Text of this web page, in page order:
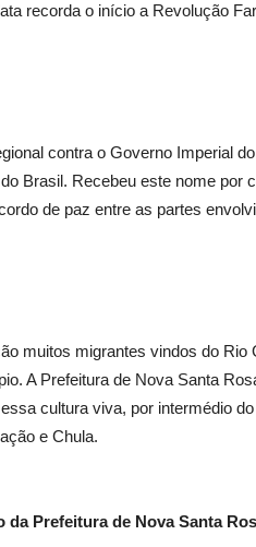
recorda o início a Revolução
contra o Governo Imperial
Brasil. Recebeu este nome por
de paz entre as partes
muitos migrantes vindos do Rio
A Prefeitura de Nova Santa
cultura viva, por intermédio
e Chula.
Prefeitura de Nova Santa